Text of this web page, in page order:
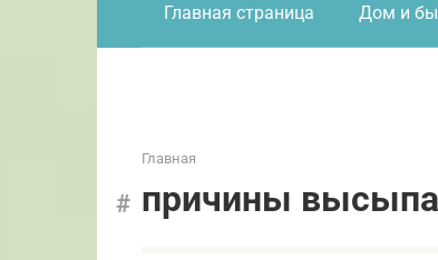
Главная страница Дом и
Главная
причины